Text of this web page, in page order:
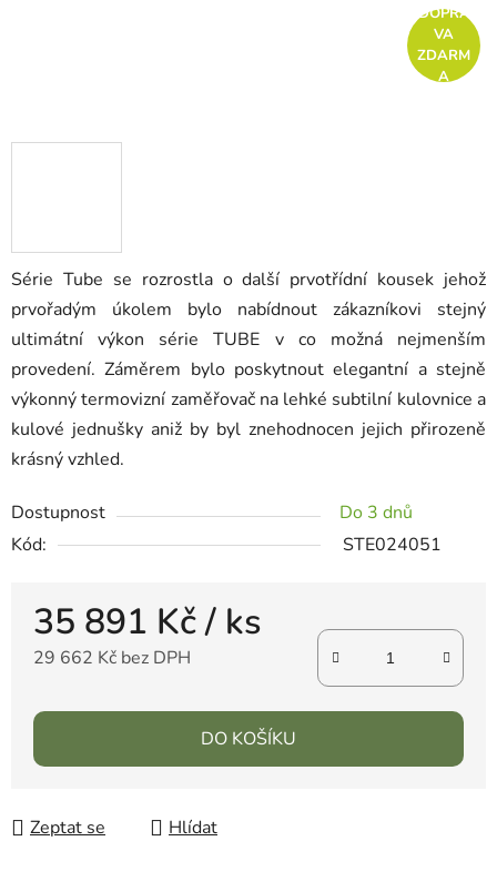
Série Tube se rozrostla o další prvotřídní kousek jehož
prvořadým úkolem bylo nabídnout zákazníkovi stejný
ultimátní výkon série TUBE v co možná nejmenším
provedení. Záměrem bylo poskytnout elegantní a stejně
výkonný termovizní zaměřovač na lehké subtilní kulovnice a
kulové jednušky aniž by byl znehodnocen jejich přirozeně
krásný vzhled.
Dostupnost
Do 3 dnů
Kód:
STE024051
35 891 Kč/ ks
29 662 Kč bez DPH
DO KOŠÍKU
Zeptat se Hlídat
DOPRA
VA
ZDARM
A